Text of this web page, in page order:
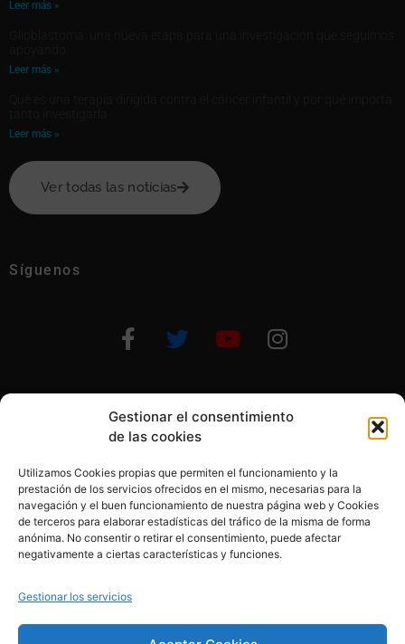
Gestionar el consentimiento
de las cookies
Utilizamos Cookies propias que permiten el funcionamiento y la
prestación de los servicios ofrecidos en el mismo, necesarias para la
navegación y el buen funcionamiento de nuestra página web y Cookies
de terceros para elaborar estadísticas del tráfico de la misma de forma
anónima. No consentir o retirar el consentimiento, puede afectar
negativamente a ciertas características y funciones.
Gestionar los servicios
Leer más »
Leer más »
Leer más »
Ver todas las notícias
Síguenos
Otras formas de ayudar
© 2020, Fundación Alba Pérez. All Rights Reserved